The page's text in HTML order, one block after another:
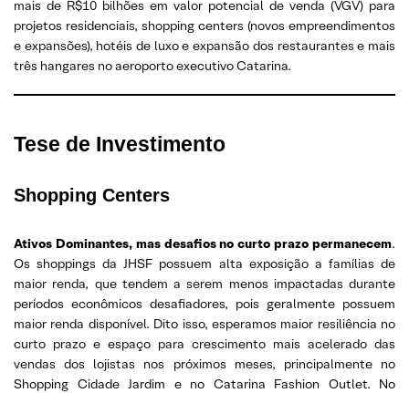
mais de R$10 bilhões em valor potencial de venda (VGV) para
projetos residenciais, shopping centers (novos empreendimentos
e expansões), hotéis de luxo e expansão dos restaurantes e mais
três hangares no aeroporto executivo Catarina.
Tese de Investimento
Shopping Centers
Ativos Dominantes, mas desafios no curto prazo permanecem.
Os shoppings da JHSF possuem alta exposição a famílias de
maior renda, que tendem a serem menos impactadas durante
períodos econômicos desafiadores, pois geralmente possuem
maior renda disponível. Dito isso, esperamos maior resiliência no
curto prazo e espaço para crescimento mais acelerado das
vendas dos lojistas nos próximos meses, principalmente no
Shopping Cidade Jardim e no Catarina Fashion Outlet. No